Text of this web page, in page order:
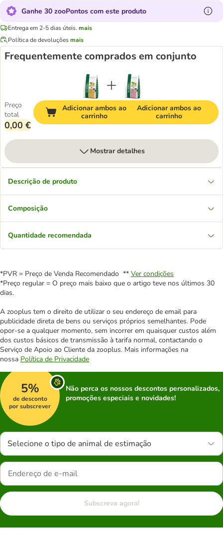
Ganhe 30 zooPontos com este produto
Entrega em 2-5 dias úteis. mais
Política de devoluçõesmais
Frequentemente comprados em conjunto
Preço
total
0,00 €
Adicionar ambos ao
carrinho
Adicionar ambos ao
carrinho
Mostrar detalhes
Descrição de produto
Composição
Quantidade recomendada
*PVR = Preço de Venda Recomendado ** Ver condições
*Preço regular = O preço mais baixo que o artigo teve nos últimos 30
dias.
A zooplus tem o direito de utilizar o seu endereço de email para
publicidade direta de bens ou serviços próprios semelhantes. Pode
opor-se a qualquer momento, sem incorrer em quaisquer custos além
dos custos básicos de transmissão à tarifa normal, contactando o
Serviço de Apoio ao Cliente da zooplus. Mais informações na
nossa Política de Privacidade
5%
de desconto
por subscrever
Não perca os nossos descontos personalizados,
promoções especiais e novidades!
Selecione o tipo de animal de estimação
Subscreva agora!